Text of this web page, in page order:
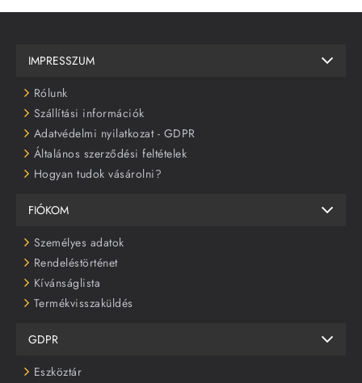
IMPRESSZUM
Rólunk
Szállítási információk
Adatvédelmi nyilatkozat - GDPR
Általános szerződési feltételek
Hogyan tudok vásárolni?
FIÓKOM
Személyes adatok
Rendeléstörténet
Kívánságlista
Termékvisszaküldés
GDPR
Eszköztár